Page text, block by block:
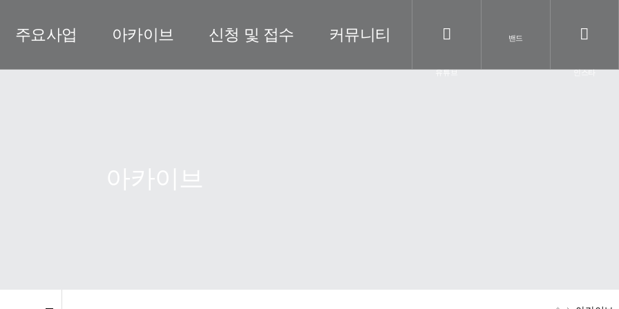
주요사업 아카이브 신청 및 접수 커뮤니티
유튜브
밴드
인스타